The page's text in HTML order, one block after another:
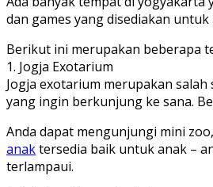
dan games yang disediakan
Berikut ini merupakan beberapa
1. Jogja Exotarium
Jogja exotarium merupakan
yang ingin berkunjung ke sana.
Anda dapat mengunjungi mini
anaktersedia baik untuk anak –
terlampaui.